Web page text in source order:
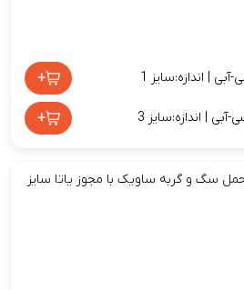
| اندازه:سایز 1 +
| اندازه:سایز 3 +
سگ و گربه ساویک با مجوز یاتا سایز